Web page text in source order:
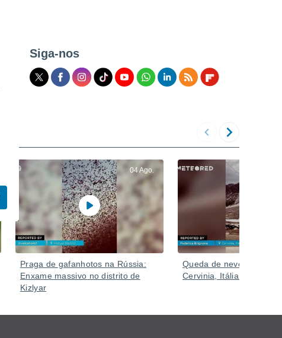
Siga-nos
04 Ago.
Praga de gafanhotos na Rússia:
Enxame massivo no distrito de
Kizlyar
Queda de neve
Cervinia, Itália.